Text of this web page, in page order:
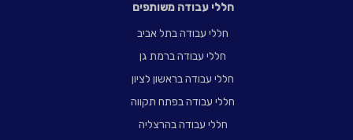
חללי עבודה משותפים
חללי עבודה בתל אביב
חללי עבודה ברמת גן
חללי עבודה בראשון לציון
חללי עבודה בפתח תקווה
חללי עבודה בהרצליה